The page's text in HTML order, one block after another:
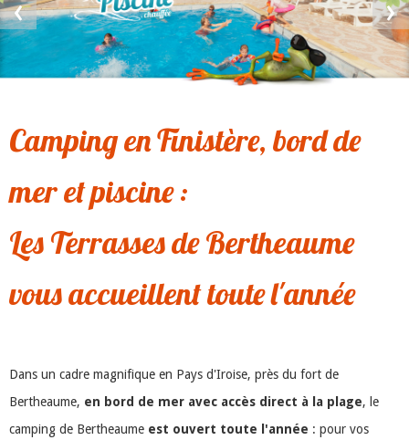
‹ ›
Camping en Finistère, bord de
mer et piscine :
Les Terrasses de Bertheaume
vous accueillent toute l'année
Dans un cadre magnifique en Pays d'Iroise, près du fort de
Bertheaume, en bord de mer avec accès direct à la plage, le
camping de Bertheaume est ouvert toute l'année : pour vos